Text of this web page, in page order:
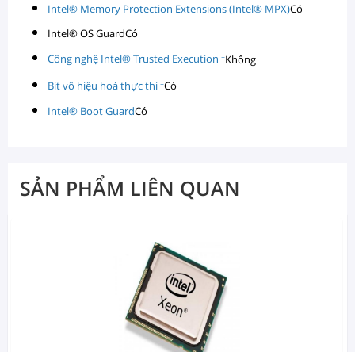
Intel® Memory Protection Extensions (Intel® MPX)Có
Intel® OS GuardCó
Công nghệ Intel® Trusted Execution ‡Không
Bit vô hiệu hoá thực thi ‡Có
Intel® Boot GuardCó
SẢN PHẨM LIÊN QUAN